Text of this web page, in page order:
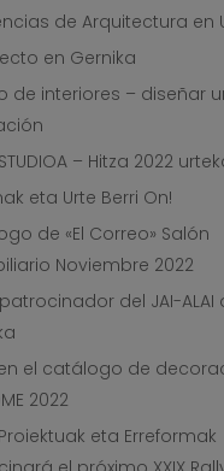
de Arquitectura en
en Gernika
de interiores – diseñar
– Hitza 2022
eta Urte Berri On!
de «El Correo» Salón
Noviembre 2022
del JAI-ALAI
el catálogo de
2022
Proiektuak eta Erreformak